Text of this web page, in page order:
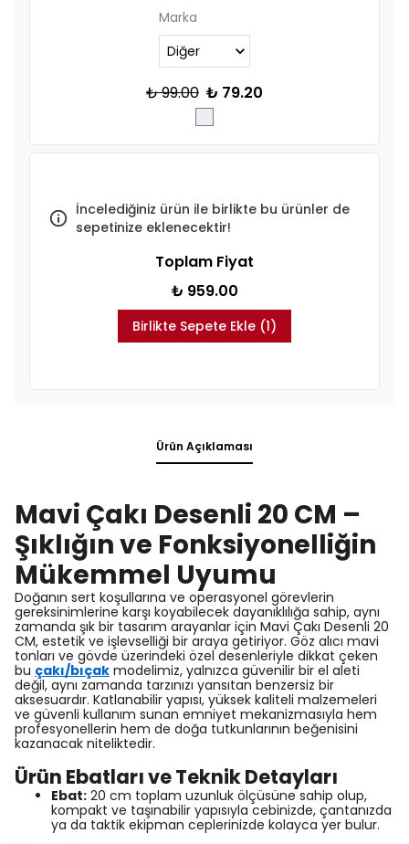
Marka
₺ 99.00 ₺ 79.20
İncelediğiniz ürün ile birlikte bu ürünler de
sepetinize eklenecektir!
Toplam Fiyat
₺ 959.00
Birlikte Sepete Ekle (1)
Ürün Açıklaması
Mavi Çakı Desenli 20 CM –
Şıklığın ve Fonksiyonelliğin
Mükemmel Uyumu
Doğanın sert koşullarına ve operasyonel görevlerin
gereksinimlerine karşı koyabilecek dayanıklılığa sahip, aynı
zamanda şık bir tasarım arayanlar için Mavi Çakı Desenli 20
CM, estetik ve işlevselliği bir araya getiriyor. Göz alıcı mavi
tonları ve gövde üzerindeki özel desenleriyle dikkat çeken
bu çakı/bıçak modelimiz, yalnızca güvenilir bir el aleti
değil, aynı zamanda tarzınızı yansıtan benzersiz bir
aksesuardır. Katlanabilir yapısı, yüksek kaliteli malzemeleri
ve güvenli kullanım sunan emniyet mekanizmasıyla hem
profesyonellerin hem de doğa tutkunlarının beğenisini
kazanacak niteliktedir.
Ürün Ebatları ve Teknik Detayları
Ebat: 20 cm toplam uzunluk ölçüsüne sahip olup,
kompakt ve taşınabilir yapısıyla cebinizde, çantanızda
ya da taktik ekipman ceplerinizde kolayca yer bulur.